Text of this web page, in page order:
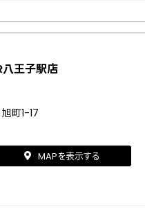
八王子駅店
町1-17
MAPを表示する